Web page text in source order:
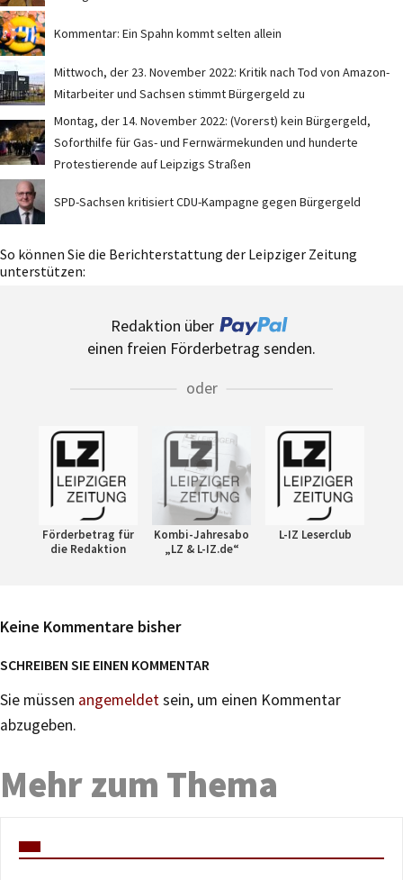
Kommentar: Ein Spahn kommt selten allein
Mittwoch, der 23. November 2022: Kritik nach Tod von Amazon-
Mitarbeiter und Sachsen stimmt Bürgergeld zu
Montag, der 14. November 2022: (Vorerst) kein Bürgergeld,
Soforthilfe für Gas- und Fernwärmekunden und hunderte
Protestierende auf Leipzigs Straßen
SPD-Sachsen kritisiert CDU-Kampagne gegen Bürgergeld
So können Sie die Berichterstattung der Leipziger Zeitung
unterstützen:
Redaktion über
einen freien Förderbetrag senden.
oder
Förderbetrag für
die Redaktion
Kombi-Jahresabo
„LZ & L-IZ.de“
L-IZ Leserclub
Keine Kommentare bisher
SCHREIBEN SIE EINEN KOMMENTAR
Sie müssen angemeldetsein, um einen Kommentar
abzugeben.
Mehr zum Thema